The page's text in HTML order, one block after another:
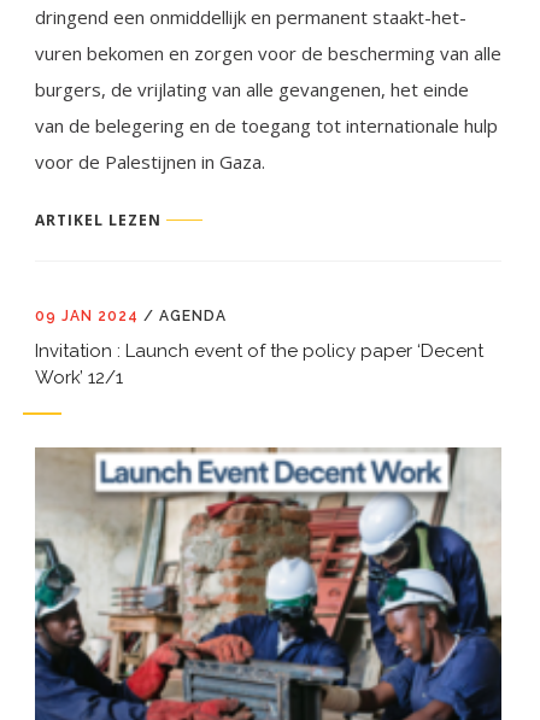
dringend een onmiddellijk en permanent staakt-het-
vuren bekomen en zorgen voor de bescherming van alle
burgers, de vrijlating van alle gevangenen, het einde
van de belegering en de toegang tot internationale hulp
voor de Palestijnen in Gaza.
ARTIKEL LEZEN
09 JAN 2024 / AGENDA
Invitation : Launch event of the policy paper ‘Decent
Work’ 12/1